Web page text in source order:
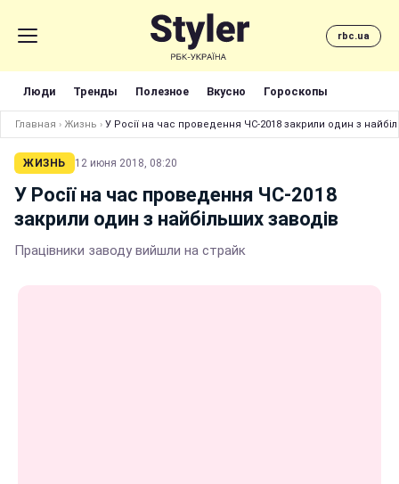
rbc.ua
Люди Тренды Полезное Вкусно Гороскопы
Главная › Жизнь › У Росії на час проведення ЧС-2018 закрили один з
ЖИЗНЬ 12 июня 2018, 08:20
У Росії на час проведення ЧС-2018
закрили один з найбільших заводів
Працівники заводу вийшли на страйк